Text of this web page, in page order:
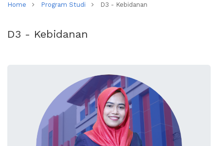
Home Program Studi D3 - Kebidanan
D3 - Kebidanan